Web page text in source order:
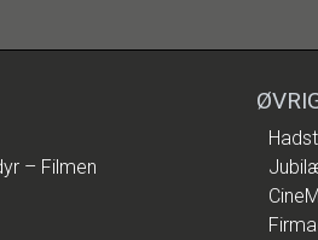
– Filmen